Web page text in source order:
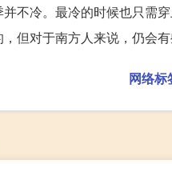
不冷。最冷的时候也只需
但对于南方人来说，仍会有
网络标